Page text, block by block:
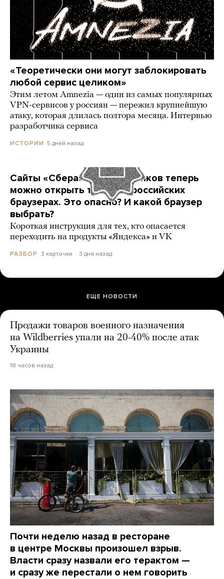
«Теоретически они могут заблокировать
любой сервис целиком»
Этим летом Amnezia — один из самых популярных
VPN-сервисов у россиян — пережил крупнейшую
атаку, которая длилась полтора месяца. Интервью
разработчика сервиса
ИСТОРИИ 5 дней назад
Сайты «Сбера» и других банков теперь
можно открыть только в российских
браузерах. Это опасно? И какой браузер
выбрать?
Короткая инструкция для тех, кто опасается
переходить на продукты «Яндекса» и VK
РАЗБОР 3 карточки 3 дня назад
ЕЩЕ НОВОСТИ
Продажи товаров военного назначения
на Wildberries упали на 20-40% после атак
Украины
18 часов назад
Почти неделю назад в ресторане
в центре Москвы произошел взрыв.
Власти сразу назвали его терактом —
и сразу же перестали о нем говорить